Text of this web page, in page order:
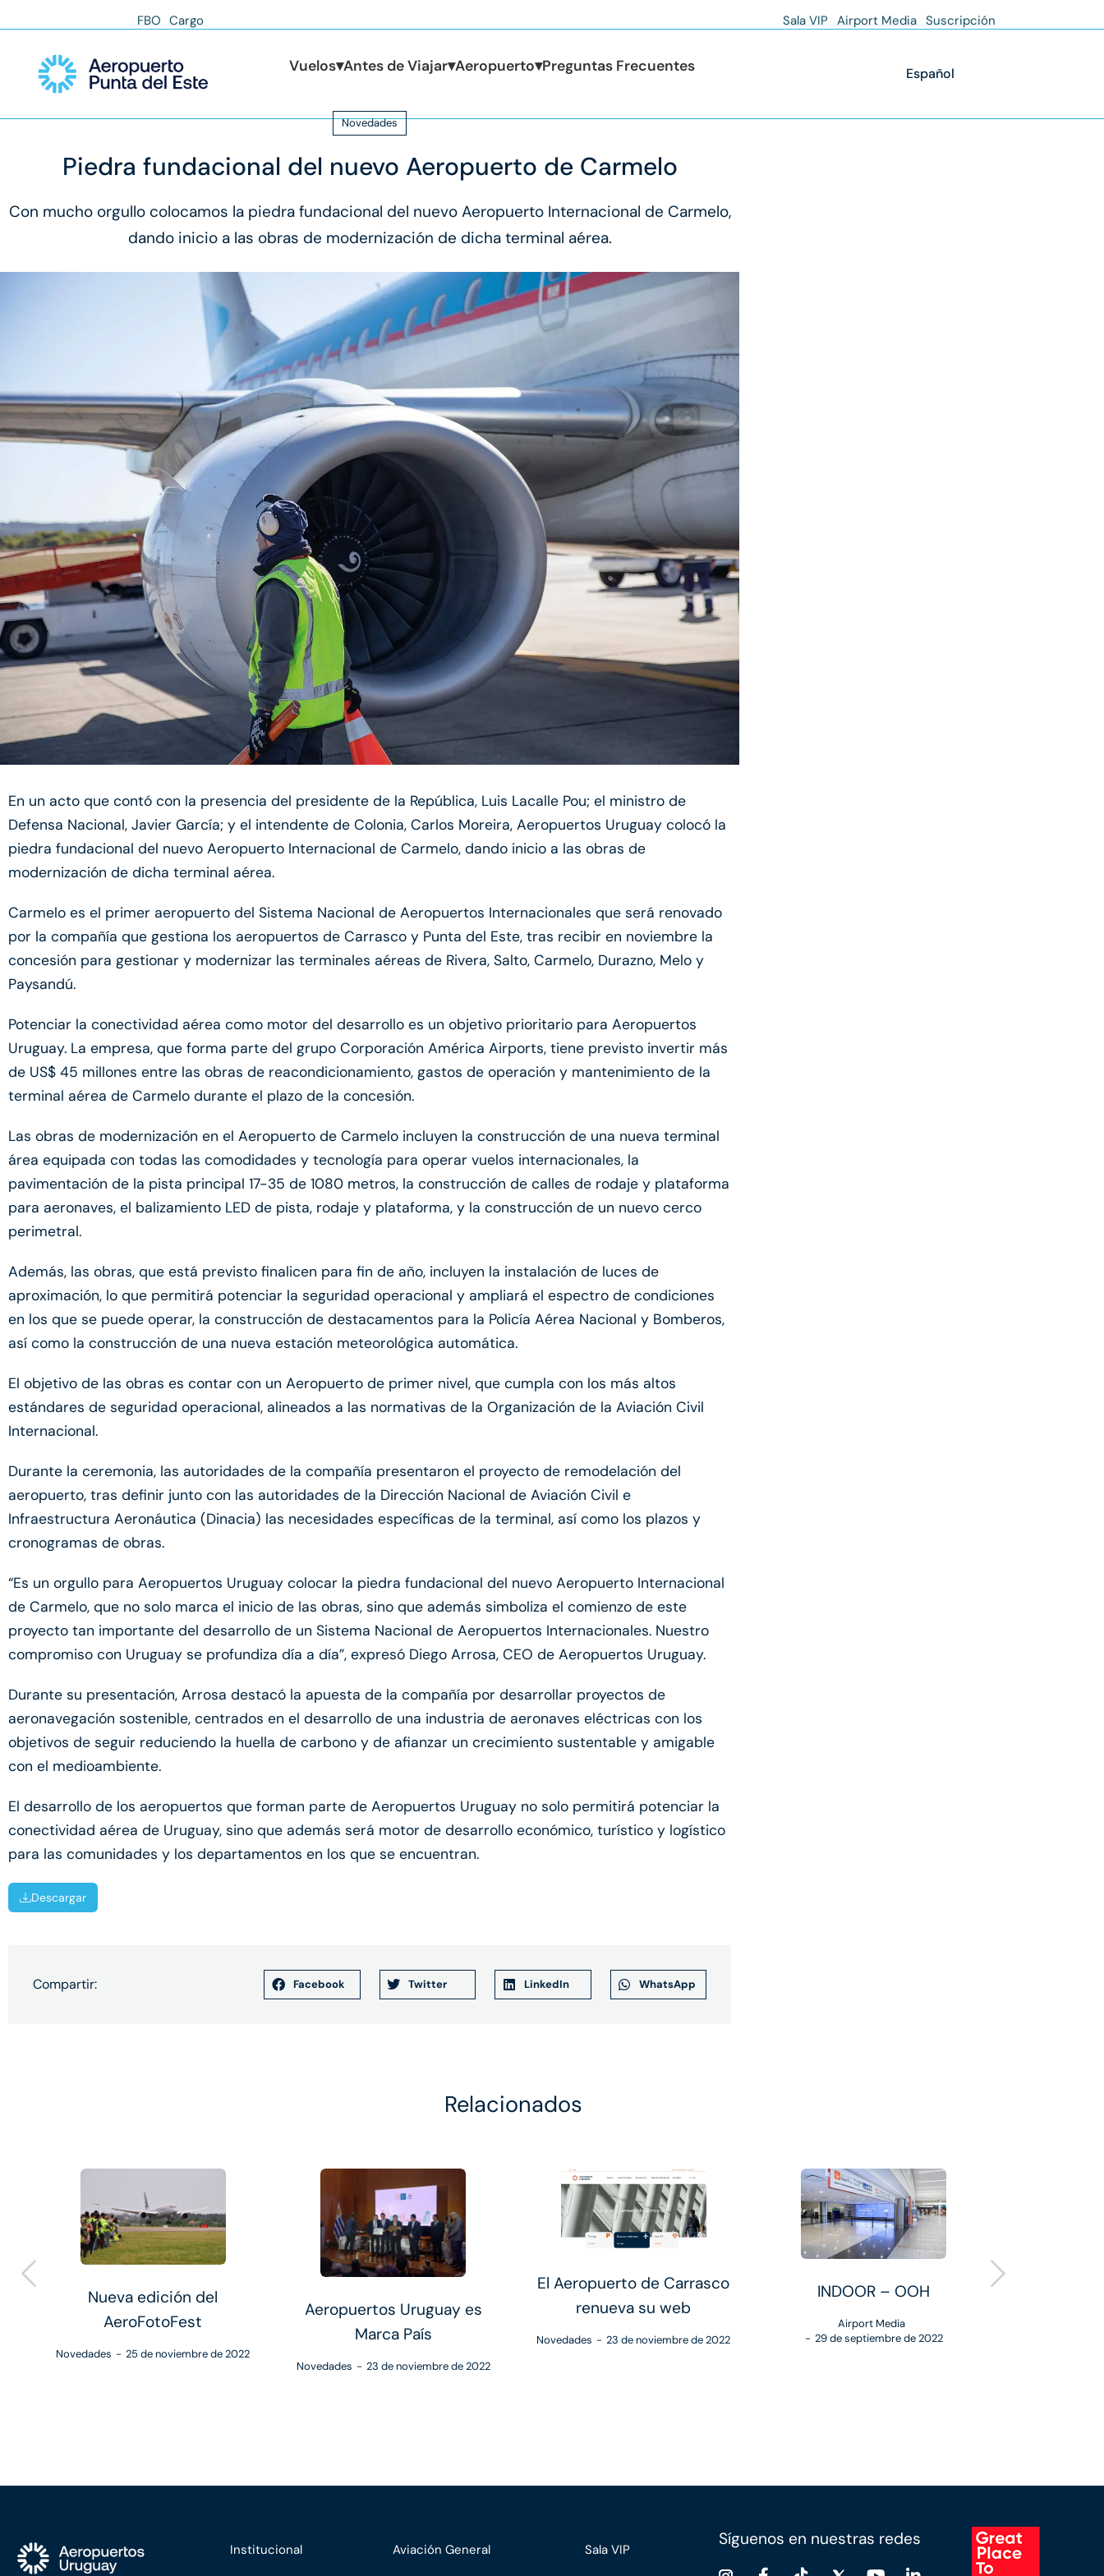
FBO Cargo Sala VIP Airport Media Suscripción
Vuelos▾Antes de Viajar▾Aeropuerto▾Preguntas Frecuentes Español
Novedades
Piedra fundacional del nuevo Aeropuerto de Carmelo
Con mucho orgullo colocamos la piedra fundacional del nuevo Aeropuerto Internacional de Carmelo,
dando inicio a las obras de modernización de dicha terminal aérea.
En un acto que contó con la presencia del presidente de la República, Luis Lacalle Pou; el ministro de
Defensa Nacional, Javier García; y el intendente de Colonia, Carlos Moreira, Aeropuertos Uruguay colocó la
piedra fundacional del nuevo Aeropuerto Internacional de Carmelo, dando inicio a las obras de
modernización de dicha terminal aérea.
Carmelo es el primer aeropuerto del Sistema Nacional de Aeropuertos Internacionales que será renovado
por la compañía que gestiona los aeropuertos de Carrasco y Punta del Este, tras recibir en noviembre la
concesión para gestionar y modernizar las terminales aéreas de Rivera, Salto, Carmelo, Durazno, Melo y
Paysandú.
Potenciar la conectividad aérea como motor del desarrollo es un objetivo prioritario para Aeropuertos
Uruguay. La empresa, que forma parte del grupo Corporación América Airports, tiene previsto invertir más
de US$ 45 millones entre las obras de reacondicionamiento, gastos de operación y mantenimiento de la
terminal aérea de Carmelo durante el plazo de la concesión.
Las obras de modernización en el Aeropuerto de Carmelo incluyen la construcción de una nueva terminal
área equipada con todas las comodidades y tecnología para operar vuelos internacionales, la
pavimentación de la pista principal 17-35 de 1080 metros, la construcción de calles de rodaje y plataforma
para aeronaves, el balizamiento LED de pista, rodaje y plataforma, y la construcción de un nuevo cerco
perimetral.
Además, las obras, que está previsto finalicen para fin de año, incluyen la instalación de luces de
aproximación, lo que permitirá potenciar la seguridad operacional y ampliará el espectro de condiciones
en los que se puede operar, la construcción de destacamentos para la Policía Aérea Nacional y Bomberos,
así como la construcción de una nueva estación meteorológica automática.
El objetivo de las obras es contar con un Aeropuerto de primer nivel, que cumpla con los más altos
estándares de seguridad operacional, alineados a las normativas de la Organización de la Aviación Civil
Internacional.
Durante la ceremonia, las autoridades de la compañía presentaron el proyecto de remodelación del
aeropuerto, tras definir junto con las autoridades de la Dirección Nacional de Aviación Civil e
Infraestructura Aeronáutica (Dinacia) las necesidades específicas de la terminal, así como los plazos y
cronogramas de obras.
“Es un orgullo para Aeropuertos Uruguay colocar la piedra fundacional del nuevo Aeropuerto Internacional
de Carmelo, que no solo marca el inicio de las obras, sino que además simboliza el comienzo de este
proyecto tan importante del desarrollo de un Sistema Nacional de Aeropuertos Internacionales. Nuestro
compromiso con Uruguay se profundiza día a día”, expresó Diego Arrosa, CEO de Aeropuertos Uruguay.
Durante su presentación, Arrosa destacó la apuesta de la compañía por desarrollar proyectos de
aeronavegación sostenible, centrados en el desarrollo de una industria de aeronaves eléctricas con los
objetivos de seguir reduciendo la huella de carbono y de afianzar un crecimiento sustentable y amigable
con el medioambiente.
El desarrollo de los aeropuertos que forman parte de Aeropuertos Uruguay no solo permitirá potenciar la
conectividad aérea de Uruguay, sino que además será motor de desarrollo económico, turístico y logístico
para las comunidades y los departamentos en los que se encuentran.
Descargar
Compartir: Facebook Twitter LinkedIn WhatsApp
Relacionados
Nueva edición del
AeroFotoFest
Novedades 25 de noviembre de 2022
Aeropuertos Uruguay es
Marca País
Novedades 23 de noviembre de 2022
El Aeropuerto de Carrasco
renueva su web
Novedades 23 de noviembre de 2022
INDOOR – OOH
Airport Media
29 de septiembre de 2022
Institucional Aviación General Sala VIP
Síguenos en nuestras redes